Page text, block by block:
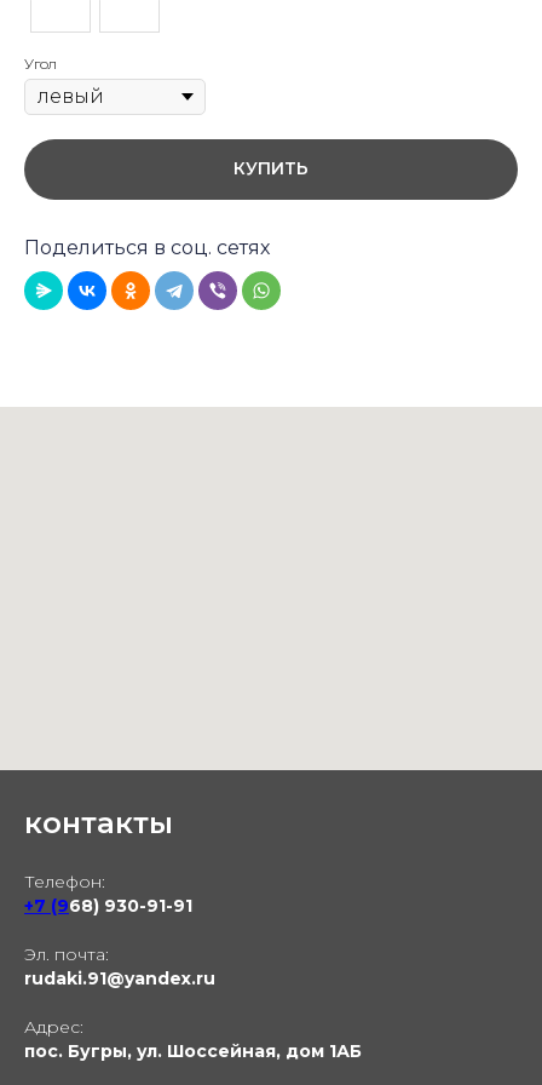
Угол
КУПИТЬ
Поделиться в соц. сетях
контакты
Телефон:
+7 (968) 930-91-91
Эл. почта:
rudaki.91@yandex.ru
Адрес:
пос. Бугры, ул. Шоссейная, дом 1АБ